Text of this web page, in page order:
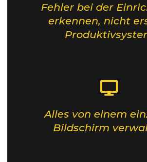
Fehler bei der
erkennen, nicht
Alles von einem
Bildschirm